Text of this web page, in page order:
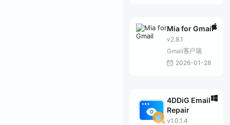
Mia for Gmail
v2.8.1
Gmail客户端
2026-01-28
4DDiG Email
Repair
v1.0.1.4